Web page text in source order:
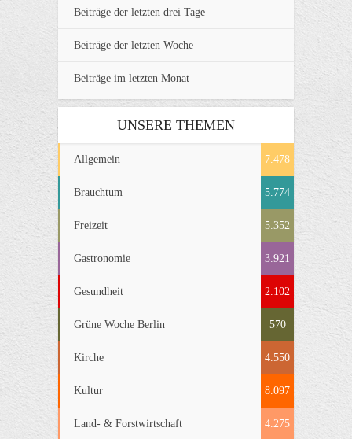
Beiträge der letzten drei Tage
Beiträge der letzten Woche
Beiträge im letzten Monat
UNSERE THEMEN
Allgemein 7.478
Brauchtum 5.774
Freizeit 5.352
Gastronomie 3.921
Gesundheit 2.102
Grüne Woche Berlin 570
Kirche 4.550
Kultur 8.097
Land- & Forstwirtschaft 4.275